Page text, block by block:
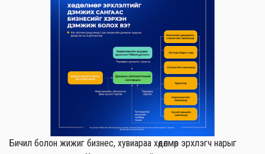
Бичил болон жижиг бизнес, хувиараа хөдөлмөр эрхлэгч нарыг